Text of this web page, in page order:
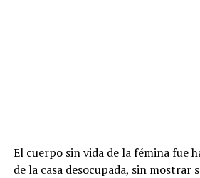
El cuerpo sin vida de la fémina fue
de la casa desocupada, sin mostrar